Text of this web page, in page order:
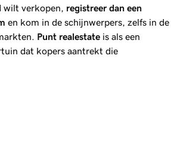
wilt verkopen, registreer dan een
en kom in de schijnwerpers, zelfs in de
Punt realestate is als een
dat kopers aantrekt die